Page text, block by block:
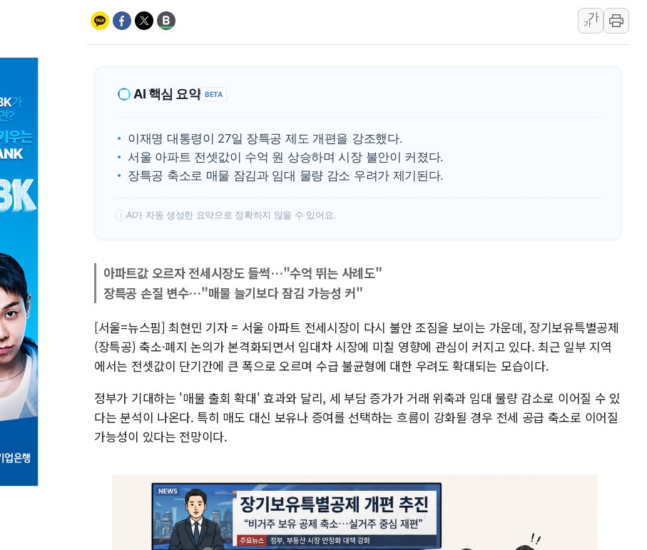
최영근 한국전
뉴온 "어린이 성
한온시스템,
가
가
AI 핵심 요약 BETA
이재명 대통령이 27일 장특공 제도 개편을 강조했다.
서울 아파트 전셋값이 수억 원 상승하며 시장 불안이 커졌다.
장특공 축소로 매물 잠김과 임대 물량 감소 우려가 제기된다.
! AI가 자동 생성한 요약으로 정확하지 않을 수 있어요.
아파트값 오르자 전세시장도 들썩…"수억 뛰는 사례도"
장특공 손질 변수…"매물 늘기보다 잠김 가능성 커"
[서울=뉴스핌] 최현민 기자 = 서울 아파트 전세시장이 다시 불안 조짐을 보이는 가운데, 장기보유특별공제
(장특공) 축소·폐지 논의가 본격화되면서 임대차 시장에 미칠 영향에 관심이 커지고 있다. 최근 일부 지역
에서는 전셋값이 단기간에 큰 폭으로 오르며 수급 불균형에 대한 우려도 확대되는 모습이다.
정부가 기대하는 '매물 출회 확대' 효과와 달리, 세 부담 증가가 거래 위축과 임대 물량 감소로 이어질 수 있
다는 분석이 나온다. 특히 매도 대신 보유나 증여를 선택하는 흐름이 강화될 경우 전세 공급 축소로 이어질
가능성이 있다는 전망이다.